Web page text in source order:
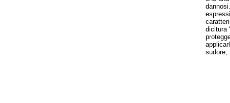
dicitura
sudore,